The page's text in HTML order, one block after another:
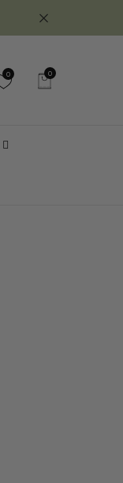
0
0